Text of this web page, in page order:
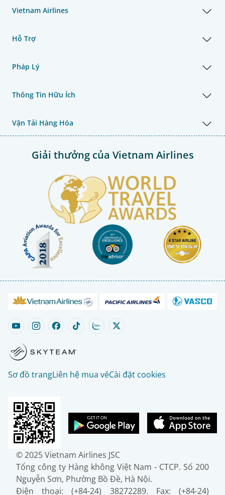
Vietnam Airlines
Hỗ Trợ
Pháp Lý
Thông Tin Hữu Ích
Vận Tải Hàng Hóa
Giải thưởng của Vietnam Airlines
Sơ đồ trangLiên hệ mua véCài đặt cookies
© 2025 Vietnam Airlines JSC
Tổng công ty Hàng không Việt Nam - CTCP. Số 200
Nguyễn Sơn, Phường Bồ Đề, Hà Nội.
Điện thoại: (+84-24) 38272289. Fax: (+84-24)